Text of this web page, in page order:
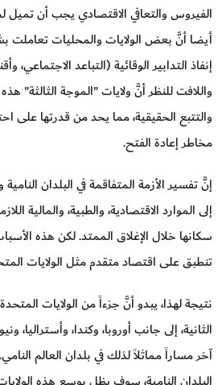
الفيروس والتعافي الاقتصادي يجب أن تميل
أيضا أنَّ بعض الولايات والمحليات تعاملت
إنفاذ التدابير الوقائية (التباعد الاجتماعي،
واللافت للنظر أنَّ ولايات "الموجة الثالثة"
والتتبع الحقيقية، مما يحد من قدرتها على
مخاطر إعادة الفتح.
إنَّ تفسير الأزمة المتفاقمة في البلدان
إلى الموارد الاقتصادية، والطبية، والمالية
سكانها خلال الإغلاق الممتد. لكن هذه
تنطبق على اقتصاد متقدم مثل الولايات
نتيجة لهذا، يبدو أنَّ جزءاً من الولايات
الثانية، إلى جانب أوروبا، وكندا، وأستراليا،
آخر مساراً مماثلاً لذلك في بلدان العالم